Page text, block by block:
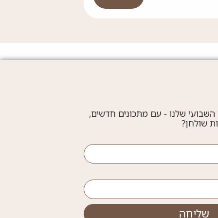
השבועי שלנו - עם מתכונים חדשים,
שולחן?
שליחה